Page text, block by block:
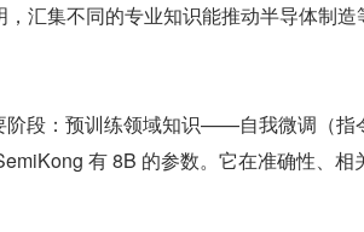
汇集不同的专业知识能推动半导体制
阶段：预训练领域知识——自我微调（
有 8B 的参数。它在准确性、相